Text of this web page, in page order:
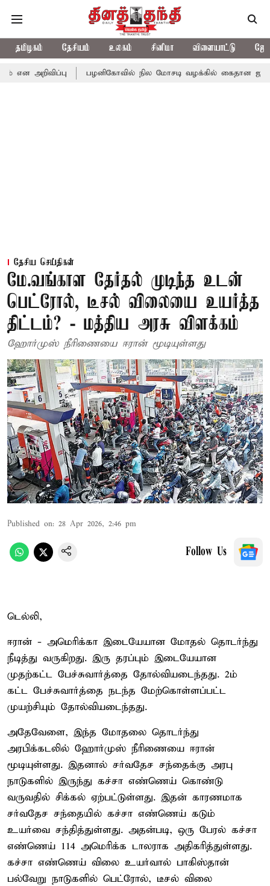
தமிழகம் தேசியம் உலகம் சினிமா விளையாட்டு
பழனிகோவில் நில மோசடி வழக்கில் கைதான ஜஸ்டின்
தேசிய செய்திகள்
மே.வங்காள தேர்தல் முடிந்த உடன்
பெட்ரோல், டீசல் விலையை உயர்த்த
திட்டம்? - மத்திய அரசு விளக்கம்
ஹோர்முஸ் நீரிணையை ஈரான் மூடியுள்ளது
Published on: 28 Apr 2026, 2:46 pm
Follow Us
டெல்லி,
ஈரான் - அமெரிக்கா இடையேயான மோதல் தொடர்ந்து
நீடித்து வருகிறது. இரு தரப்பும் இடையேயான
முதற்கட்ட பேச்சுவார்த்தை தோல்வியடைந்தது. 2ம்
கட்ட பேச்சுவார்த்தை நடந்த மேற்கொள்ளப்பட்ட
முயற்சியும் தோல்வியடைந்தது.
அதேவேளை, இந்த மோதலை தொடர்ந்து
அரபிக்கடலில் ஹோர்முஸ் நீரிணையை ஈரான்
மூடியுள்ளது. இதனால் சர்வதேச சந்தைக்கு அரபு
நாடுகளில் இருந்து கச்சா எண்ணெய் கொண்டு
வருவதில் சிக்கல் ஏற்பட்டுள்ளது. இதன் காரணமாக
சர்வதேச சந்தையில் கச்சா எண்ணெய் கடும்
உயர்வை சந்தித்துள்ளது. அதன்படி, ஒரு பேரல் கச்சா
எண்ணெய் 114 அமெரிக்க டாலராக அதிகரித்துள்ளது.
கச்சா எண்ணெய் விலை உயர்வால் பாகிஸ்தான்
பல்வேறு நாடுகளில் பெட்ரோல், டீசல் விலை